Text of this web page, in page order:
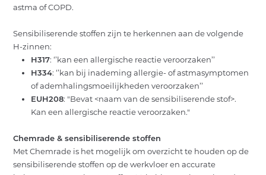
astma of COPD.
Sensibiliserende stoffen zijn te herkennen aan de volgende
H-zinnen:
H317: ‘’kan een allergische reactie veroorzaken’’
H334: ‘’kan bij inademing allergie- of astmasymptomen
of ademhalingsmoeilijkheden veroorzaken’’
EUH208: "Bevat <naam van de sensibiliserende stof>.
Kan een allergische reactie veroorzaken."
Chemrade & sensibiliserende stoffen
Met Chemrade is het mogelijk om overzicht te houden op de
sensibiliserende stoffen op de werkvloer en accurate